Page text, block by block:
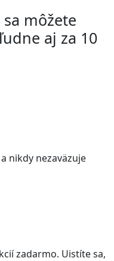
môžete
aj za 10
nikdy nezaväzuje
zadarmo. Uistíte sa,